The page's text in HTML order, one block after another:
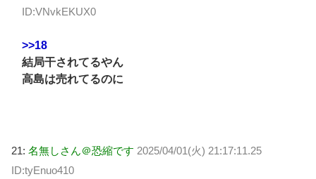
ID:VNvkEKUX0
>>18
結局干されてるやん
高島は売れてるのに
21: 名無しさん＠恐縮です 2025/04/01(火) 21:17:11.25
ID:tyEnuo410